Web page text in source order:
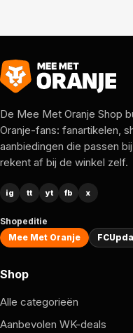
De Mee Met Oranje Shop
Oranje-fans: fanartikelen,
aanbiedingen die passen
rekent af bij de winkel zelf.
ig tt yt fb x
Shopeditie
Mee Met Oranje
Shop
Alle categorieën
Aanbevolen WK-deals